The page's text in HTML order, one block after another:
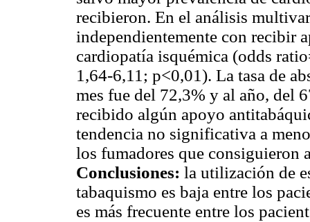
recibieron. En el análisis
independientemente con recibir
cardiopatía isquémica (odds
1,64-6,11; p<0,01). La tasa de
mes fue del 72,3% y al año, del
recibido algún apoyo
tendencia no significativa a
los fumadores que consiguieron
Conclusiones: la utilización de
tabaquismo es baja entre los
es más frecuente entre los